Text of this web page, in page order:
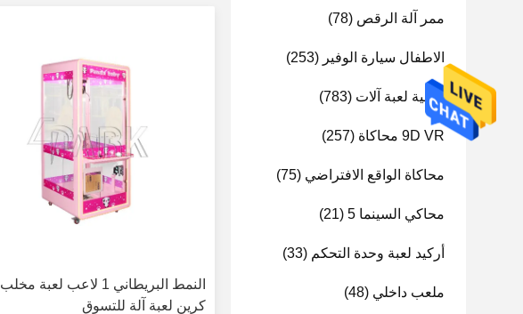
ممر آلة الرقص (78)
الاطفال سيارة الوفير (253)
تسلية لعبة آلات (783)
9D VR محاكاة (257)
محاكاة الواقع الافتراضي (75)
محاكي السينما 5 (21)
أركيد لعبة وحدة التحكم (33)
ملعب داخلي (48)
النمط البريطاني 1 لاعب لعبة مخلب
كرين لعبة آلة للتسوق